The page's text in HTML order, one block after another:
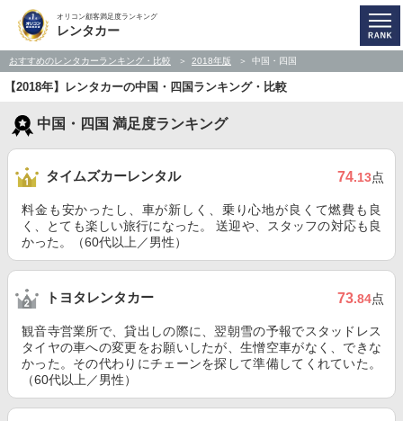
オリコン顧客満足度ランキング
レンタカー
おすすめのレンタカーランキング・比較 2018年版 中国・四国
【2018年】レンタカーの中国・四国ランキング・比較
中国・四国 満足度ランキング
タイムズカーレンタル 74.13点
料金も安かったし、車が新しく、乗り心地が良くて燃費も良
く、とても楽しい旅行になった。 送迎や、スタッフの対応も良
かった。（60代以上／男性）
トヨタレンタカー 73.84点
観音寺営業所で、貸出しの際に、翌朝雪の予報でスタッドレス
タイヤの車への変更をお願いしたが、生憎空車がなく、できな
かった。その代わりにチェーンを探して準備してくれていた。
（60代以上／男性）